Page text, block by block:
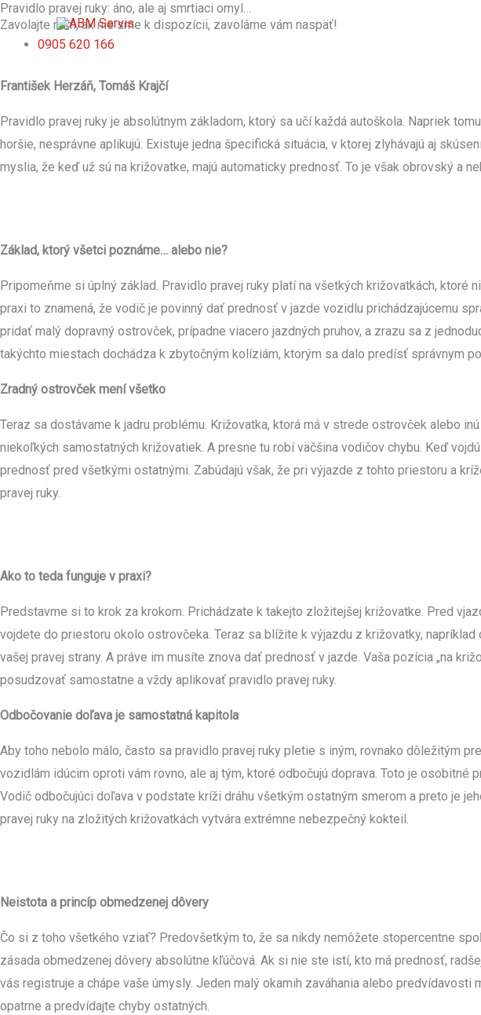
Preskočiť
na
Pravidlo pravej ruky: áno, ale aj smrtiaci omyl…
Zavolajte nám, ak nie sme k dispozícii, zavoláme vám naspäť!
0905 620 166
František Herzáň, Tomáš Krajčí
Pravidlo pravej ruky je absolútnym základom, ktorý sa učí každá autoškola. Napriek
horšie, nesprávne aplikujú. Existuje jedna špecifická situácia, v ktorej zlyhávajú aj
myslia, že keď už sú na križovatke, majú automaticky prednosť. To je však obrovský a
Základ, ktorý všetci poznáme… alebo nie?
Pripomeňme si úplný základ. Pravidlo pravej ruky platí na všetkých križovatkách,
praxi to znamená, že vodič je povinný dať prednosť v jazde vozidlu prichádzajúcemu
pridať malý dopravný ostrovček, prípadne viacero jazdných pruhov, a zrazu sa z
takýchto miestach dochádza k zbytočným kolíziám, ktorým sa dalo predísť správnym
Zradný ostrovček mení všetko
Teraz sa dostávame k jadru problému. Križovatka, ktorá má v strede ostrovček alebo
niekoľkých samostatných križovatiek. A presne tu robí väčšina vodičov chybu. Keď
prednosť pred všetkými ostatnými. Zabúdajú však, že pri výjazde z tohto priestoru a
pravej ruky.
Ako to teda funguje v praxi?
Predstavme si to krok za krokom. Prichádzate k takejto zložitejšej križovatke. Pred
vojdete do priestoru okolo ostrovčeka. Teraz sa blížite k výjazdu z križovatky,
vašej pravej strany. A práve im musíte znova dať prednosť v jazde. Vaša pozícia „na
posudzovať samostatne a vždy aplikovať pravidlo pravej ruky.
Odbočovanie doľava je samostatná kapitola
Aby toho nebolo málo, často sa pravidlo pravej ruky pletie s iným, rovnako dôležitým
vozidlám idúcim oproti vám rovno, ale aj tým, ktoré odbočujú doprava. Toto je
Vodič odbočujúci doľava v podstate kríži dráhu všetkým ostatným smerom a preto je
pravej ruky na zložitých križovatkách vytvára extrémne nebezpečný kokteil.
Neistota a princíp obmedzenej dôvery
Čo si z toho všetkého vziať? Predovšetkým to, že sa nikdy nemôžete stopercentne
zásada obmedzenej dôvery absolútne kľúčová. Ak si nie ste istí, kto má prednosť,
vás registruje a chápe vaše úmysly. Jeden malý okamih zaváhania alebo
opatrne a predvídajte chyby ostatných.